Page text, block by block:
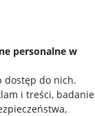
personalne w
dostęp do nich.
i treści, badanie